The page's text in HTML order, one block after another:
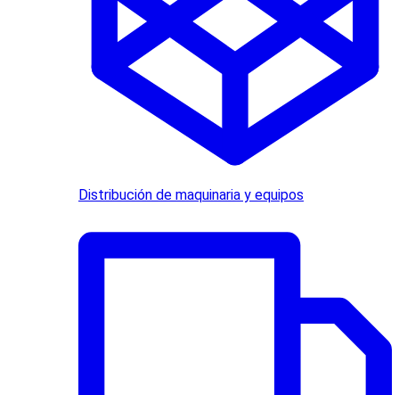
Distribución de maquinaria y equipos